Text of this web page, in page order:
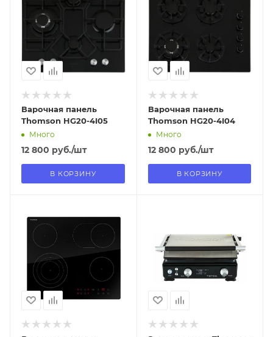
В наличии в пункте
самовывоза
Нет
Варочная панель
Thomson HG20-4I05
Много
12 800 руб./шт
В КОРЗИНУ
В наличии в пункте
Нет
Варочная панель
Thomson HG20-4I04
Много
12 800 руб./шт
В КОРЗИНУ
13.08.2026
В наличии в пункте
самовывоза
Нет
В наличии в пункте
самовывоза
Нет